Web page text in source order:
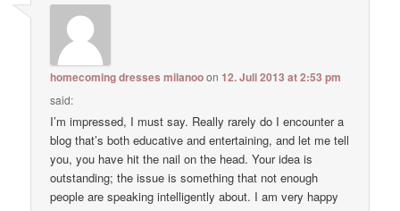
homecoming dresses milanooon12. Juli 2013 at 2:53 pm
said:
I’m impressed, I must say. Really rarely do I encounter a
blog that’s both educative and entertaining, and let me tell
you, you have hit the nail on the head. Your idea is
outstanding; the issue is something that not enough
people are speaking intelligently about. I am very happy